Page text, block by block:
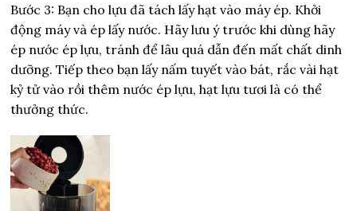
Bước 3: Bạn cho lựu đã tách lấy hạt vào máy ép. Khởi
động máy và ép lấy nước. Hãy lưu ý trước khi dùng hãy
ép nước ép lựu, tránh để lâu quá dẫn đến mất chất dinh
dưỡng. Tiếp theo bạn lấy nấm tuyết vào bát, rắc vài hạt
kỷ tử vào rồi thêm nước ép lựu, hạt lựu tươi là có thể
thưởng thức.